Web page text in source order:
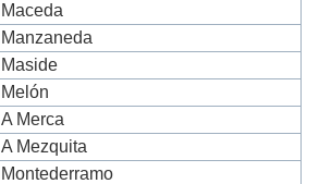
Maceda
Manzaneda
Maside
Melón
A Merca
A Mezquita
Montederramo